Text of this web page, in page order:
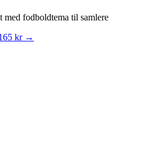
fodboldtema til samlere
kr →